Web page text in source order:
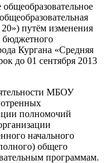
общеобразовательное
20») путём изменения
бюджетного
Кургана «Средняя
до 01 сентября 2013
МБОУ
полномочий
начального
общего
программам.